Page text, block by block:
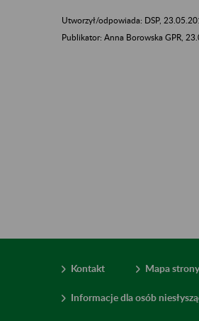
Utworzył/odpowiada: DSP,
​​​​​​​Publikator: Anna Borowska GPR,
Kontakt Mapa strony
Informacje dla osób